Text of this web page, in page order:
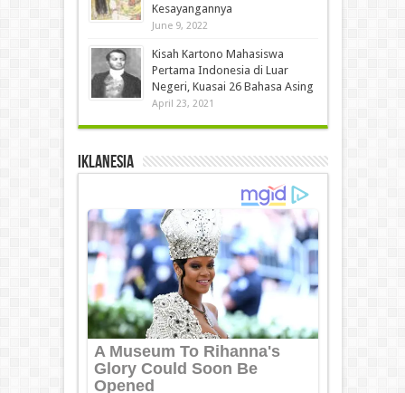
Kesayangannya
June 9, 2022
Kisah Kartono Mahasiswa
Pertama Indonesia di Luar
Negeri, Kuasai 26 Bahasa Asing
April 23, 2021
IKLANESIA